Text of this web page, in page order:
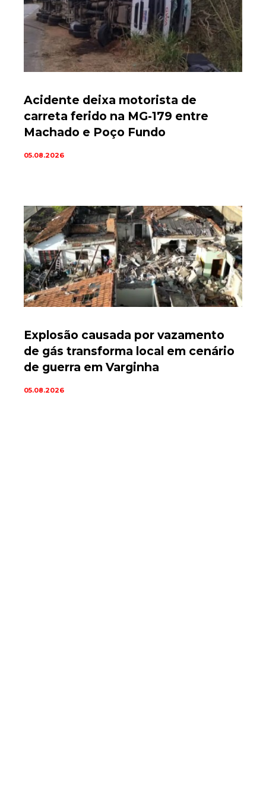
Acidente deixa motorista de
carreta ferido na MG-179 entre
Machado e Poço Fundo
05.08.2026
Explosão causada por vazamento
de gás transforma local em cenário
de guerra em Varginha
05.08.2026